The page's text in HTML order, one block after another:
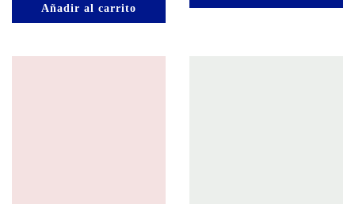
Añadir al carrito